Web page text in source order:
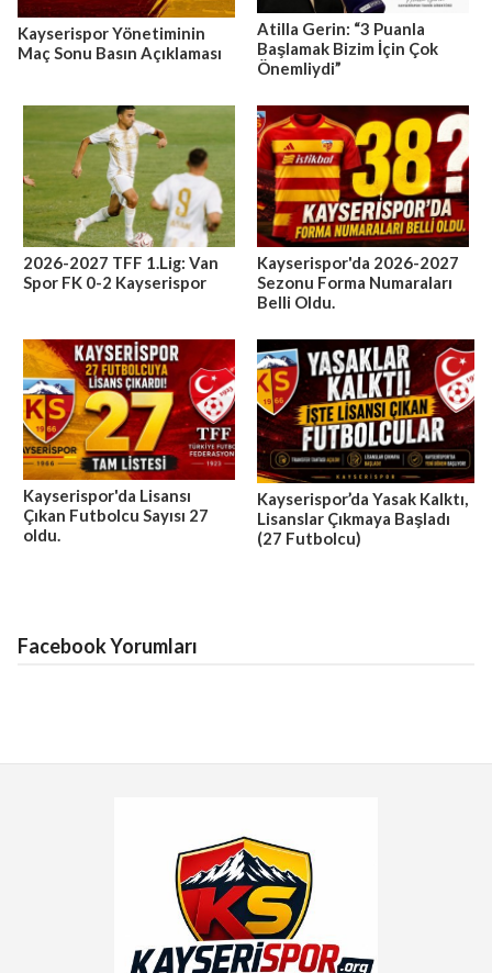
Kayserispor Yönetiminin
Maç Sonu Basın Açıklaması
Atilla Gerin: “3 Puanla
Başlamak Bizim İçin Çok
Önemliydi”
2026-2027 TFF 1.Lig: Van
Spor FK 0-2 Kayserispor
Kayserispor'da 2026-2027
Sezonu Forma Numaraları
Belli Oldu.
Kayserispor'da Lisansı
Çıkan Futbolcu Sayısı 27
oldu.
Kayserispor’da Yasak Kalktı,
Lisanslar Çıkmaya Başladı
(27 Futbolcu)
Facebook Yorumları